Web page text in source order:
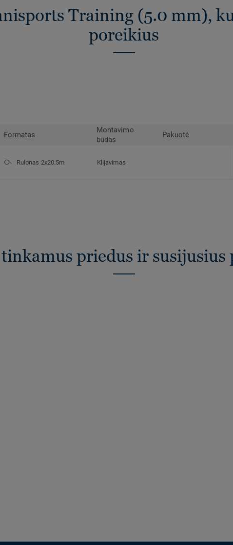
Training (5.0 mm),
poreikius
Formatas
Montavimo
būdas
Pakuotė
Rulonas 2x20.5m Klijavimas
priedus ir susijusius